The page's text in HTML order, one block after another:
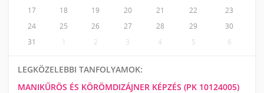
17
18 19 20 21 22
23
24
25 26 27 28 29
30
31
1 2 3 4 5 6
LEGKÖZELEBBI TANFOLYAMOK:
MANIKŰRÖS ÉS KÖRÖMDIZÁJNER KÉPZÉS (PK 10124005)